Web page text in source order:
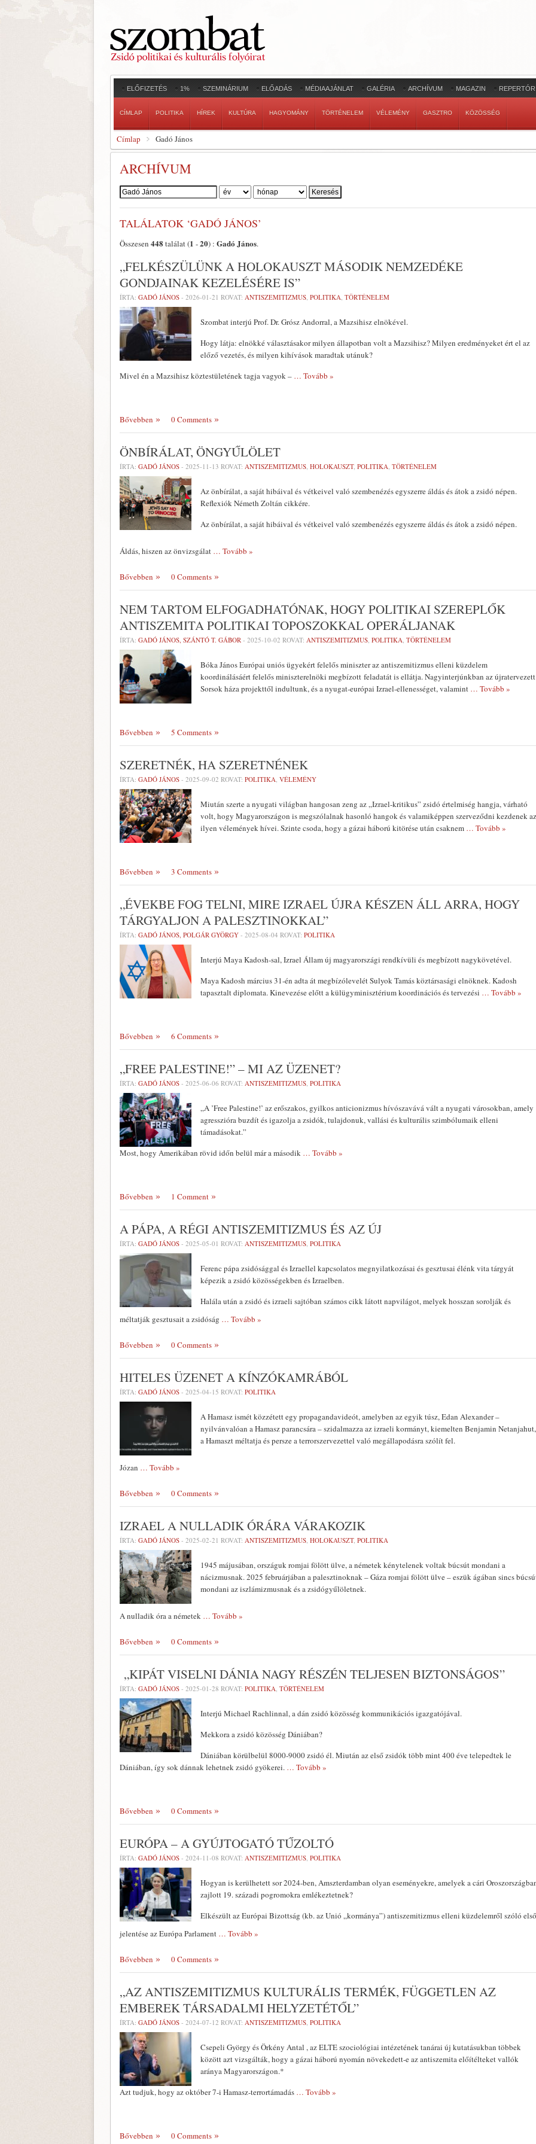
ELŐFIZETÉS 1% SZEMINÁRIUM ELŐADÁS MÉDIAAJÁNLAT GALÉRIA ARCHÍVUM MAGAZIN
CÍMLAP POLITIKA HÍREK KULTÚRA HAGYOMÁNY TÖRTÉNELEM VÉLEMÉNY GASZTRO KÖZÖSSÉG
Címlap Gadó János
ARCHÍVUM
Szerző:
TALÁLATOK ‘GADÓ JÁNOS’
Összesen 448 találat (1 -20) : Gadó János.
„FELKÉSZÜLÜNK A HOLOKAUSZT MÁSODIK NEMZEDÉKE
GONDJAINAK KEZELÉSÉRE IS”
ÍRTA: GADÓ JÁNOS - 2026-01-21 ROVAT: ANTISZEMITIZMUS, POLITIKA, TÖRTÉNELEM
Szombat interjú Prof. Dr. Grósz Andorral, a Mazsihisz elnökével.
Hogy látja: elnökké választásakor milyen állapotban volt a Mazsihisz? Milyen eredményeket ért el az
előző vezetés, és milyen kihívások maradtak utánuk?
Mivel én a Mazsihisz köztestületének tagja vagyok – … Tovább »
Bővebben 0 Comments
ÖNBÍRÁLAT, ÖNGYŰLÖLET
ÍRTA: GADÓ JÁNOS - 2025-11-13 ROVAT: ANTISZEMITIZMUS, HOLOKAUSZT, POLITIKA, TÖRTÉNELEM
Az önbírálat, a saját hibáival és vétkeivel való szembenézés egyszerre áldás és átok a zsidó népen.
Reflexiók Németh Zoltán cikkére.
Az önbírálat, a saját hibáival és vétkeivel való szembenézés egyszerre áldás és átok a zsidó népen.
Áldás, hiszen az önvizsgálat … Tovább »
Bővebben 0 Comments
NEM TARTOM ELFOGADHATÓNAK, HOGY POLITIKAI SZEREPLŐK
ANTISZEMITA POLITIKAI TOPOSZOKKAL OPERÁLJANAK
ÍRTA: GADÓ JÁNOS, SZÁNTÓ T. GÁBOR - 2025-10-02 ROVAT: ANTISZEMITIZMUS, POLITIKA, TÖRTÉNELEM
Bóka János Európai uniós ügyekért felelős miniszter az antiszemitizmus elleni küzdelem
koordinálásáért felelős miniszterelnöki megbízott feladatát is ellátja. Nagyinterjúnkban az újratervezett
Sorsok háza projekttől indultunk, és a nyugat-európai Izrael-ellenességet, valamint … Tovább »
Bővebben 5 Comments
SZERETNÉK, HA SZERETNÉNEK
ÍRTA: GADÓ JÁNOS - 2025-09-02 ROVAT: POLITIKA, VÉLEMÉNY
Miután szerte a nyugati világban hangosan zeng az „Izrael-kritikus” zsidó értelmiség hangja, várható
volt, hogy Magyarországon is megszólalnak hasonló hangok és valamiképpen szerveződni kezdenek az
ilyen vélemények hívei. Szinte csoda, hogy a gázai háború kitörése után csaknem … Tovább »
Bővebben 3 Comments
„ÉVEKBE FOG TELNI, MIRE IZRAEL ÚJRA KÉSZEN ÁLL ARRA, HOGY
TÁRGYALJON A PALESZTINOKKAL”
ÍRTA: GADÓ JÁNOS, POLGÁR GYÖRGY - 2025-08-04 ROVAT: POLITIKA
Interjú Maya Kadosh-sal, Izrael Állam új magyarországi rendkívüli és megbízott nagykövetével.
Maya Kadosh március 31-én adta át megbízólevelét Sulyok Tamás köztársasági elnöknek. Kadosh
tapasztalt diplomata. Kinevezése előtt a külügyminisztérium koordinációs és tervezési … Tovább »
Bővebben 6 Comments
„FREE PALESTINE!” – MI AZ ÜZENET?
ÍRTA: GADÓ JÁNOS - 2025-06-06 ROVAT: ANTISZEMITIZMUS, POLITIKA
„A ’Free Palestine!’ az erőszakos, gyilkos anticionizmus hívószavává vált a nyugati városokban, amely
agresszióra buzdít és igazolja a zsidók, tulajdonuk, vallási és kulturális szimbólumaik elleni
támadásokat.”
Most, hogy Amerikában rövid időn belül már a második … Tovább »
Bővebben 1 Comment
A PÁPA, A RÉGI ANTISZEMITIZMUS ÉS AZ ÚJ
ÍRTA: GADÓ JÁNOS - 2025-05-01 ROVAT: ANTISZEMITIZMUS, POLITIKA
Ferenc pápa zsidósággal és Izraellel kapcsolatos megnyilatkozásai és gesztusai élénk vita tárgyát
képezik a zsidó közösségekben és Izraelben.
Halála után a zsidó és izraeli sajtóban számos cikk látott napvilágot, melyek hosszan sorolják és
méltatják gesztusait a zsidóság … Tovább »
Bővebben 0 Comments
HITELES ÜZENET A KÍNZÓKAMRÁBÓL
ÍRTA: GADÓ JÁNOS - 2025-04-15 ROVAT: POLITIKA
A Hamasz ismét közzétett egy propagandavideót, amelyben az egyik túsz, Edan Alexander –
nyilvánvalóan a Hamasz parancsára – szidalmazza az izraeli kormányt, kiemelten Benjamin Netanjahut,
a Hamaszt méltatja és persze a terrorszervezettel való megállapodásra szólít fel.
Józan … Tovább »
Bővebben 0 Comments
IZRAEL A NULLADIK ÓRÁRA VÁRAKOZIK
ÍRTA: GADÓ JÁNOS - 2025-02-21 ROVAT: ANTISZEMITIZMUS, HOLOKAUSZT, POLITIKA
1945 májusában, országuk romjai fölött ülve, a németek kénytelenek voltak búcsút mondani a
nácizmusnak. 2025 februárjában a palesztinoknak – Gáza romjai fölött ülve – eszük ágában sincs
mondani az iszlámizmusnak és a zsidógyűlöletnek.
A nulladik óra a németek … Tovább »
Bővebben 0 Comments
„KIPÁT VISELNI DÁNIA NAGY RÉSZÉN TELJESEN BIZTONSÁGOS”
ÍRTA: GADÓ JÁNOS - 2025-01-28 ROVAT: POLITIKA, TÖRTÉNELEM
Interjú Michael Rachlinnal, a dán zsidó közösség kommunikációs igazgatójával.
Mekkora a zsidó közösség Dániában?
Dániában körülbelül 8000-9000 zsidó él. Miután az első zsidók több mint 400 éve telepedtek le
Dániában, így sok dánnak lehetnek zsidó gyökerei. … Tovább »
Bővebben 0 Comments
EURÓPA – A GYÚJTOGATÓ TŰZOLTÓ
ÍRTA: GADÓ JÁNOS - 2024-11-08 ROVAT: ANTISZEMITIZMUS, POLITIKA
Hogyan is kerülhetett sor 2024-ben, Amszterdamban olyan eseményekre, amelyek a cári
zajlott 19. századi pogromokra emlékeztetnek?
Elkészült az Európai Bizottság (kb. az Unió „kormánya”) antiszemitizmus elleni küzdelemről szóló első
jelentése az Európa Parlament … Tovább »
Bővebben 0 Comments
„AZ ANTISZEMITIZMUS KULTURÁLIS TERMÉK, FÜGGETLEN AZ
EMBEREK TÁRSADALMI HELYZETÉTŐL”
ÍRTA: GADÓ JÁNOS - 2024-07-12 ROVAT: ANTISZEMITIZMUS, POLITIKA
Csepeli György és Örkény Antal , az ELTE szociológiai intézetének tanárai új kutatásukban többek
között azt vizsgálták, hogy a gázai háború nyomán növekedett-e az antiszemita előítélteket vallók
aránya Magyarországon.*
Azt tudjuk, hogy az október 7-i Hamasz-terrortámadás … Tovább »
Bővebben 0 Comments